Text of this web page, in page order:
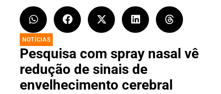
NOTÍCIAS
Pesquisa com spray nasal vê
redução de sinais de
envelhecimento cerebral